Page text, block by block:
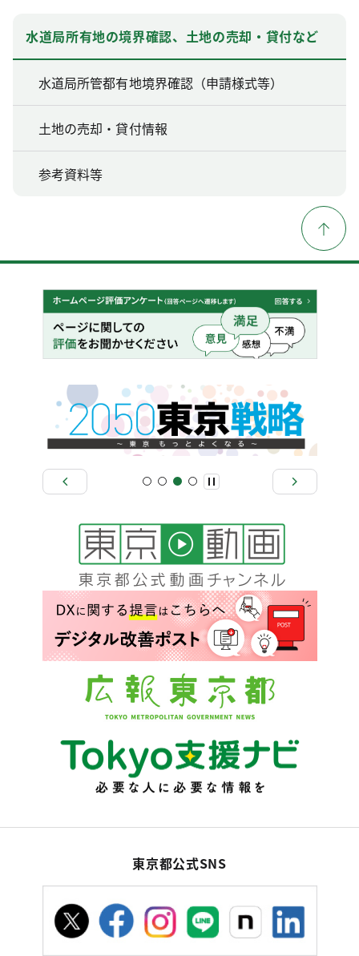
水道局所有地の境界確認、土地の売却・貸付など
水道局所管都有地境界確認（申請様式等）
土地の売却・貸付情報
参考資料等
東京都公式SNS